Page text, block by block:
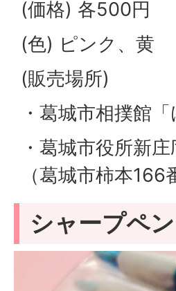
(価格) 各500円
(色) ピンク、黄
(販売場所)
・葛城市相撲館
・葛城市役所新
（葛城市柿本166
シャープペ